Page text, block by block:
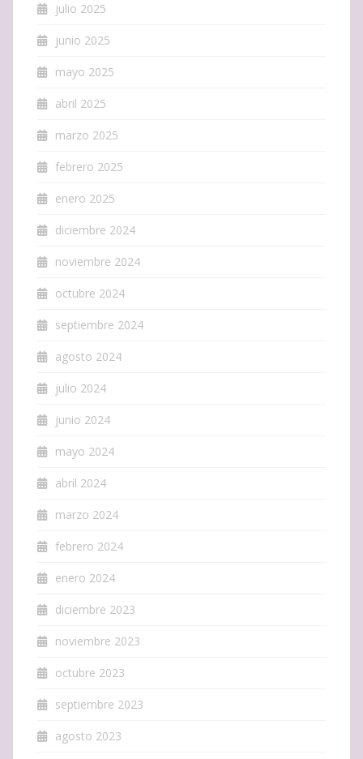
julio 2025
junio 2025
mayo 2025
abril 2025
marzo 2025
febrero 2025
enero 2025
diciembre 2024
noviembre 2024
octubre 2024
septiembre 2024
agosto 2024
julio 2024
junio 2024
mayo 2024
abril 2024
marzo 2024
febrero 2024
enero 2024
diciembre 2023
noviembre 2023
octubre 2023
septiembre 2023
agosto 2023